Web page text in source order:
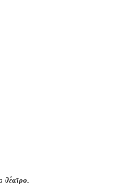
θέατρο.